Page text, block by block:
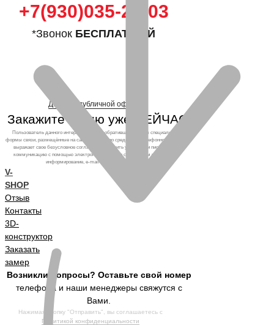
+7(930)035-25-03
*Звонок БЕСПЛАТНЫЙ
Договор публичной оферты
Закажите кухню уже СЕЙЧАС!
Пользователь данного интернет-ресурса, обратившийся через специальные
формы связи, размещённые на сайте, а также по средствам телефонного звонка,
выражает свое безусловное согласие продолжить устную или письменную
коммуникацию с помощью электронных средств связи, в том числе: sms-
информирование, e-mail-рассылка и т.п. и т.д.
V-
SHOP
Отзыв
Контакты
3D-
конструктор
Заказать
замер
Возникли вопросы? Оставьте свой номер
телефона и наши менеджеры свяжутся с
Вами.
Нажимая кнопку "Отправить", вы соглашаетесь с
Политикой конфиденциальности